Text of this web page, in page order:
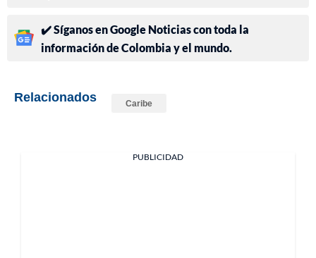
✔️ Síganos en Google Noticias con toda la
información de Colombia y el mundo.
Relacionados Caribe
PUBLICIDAD